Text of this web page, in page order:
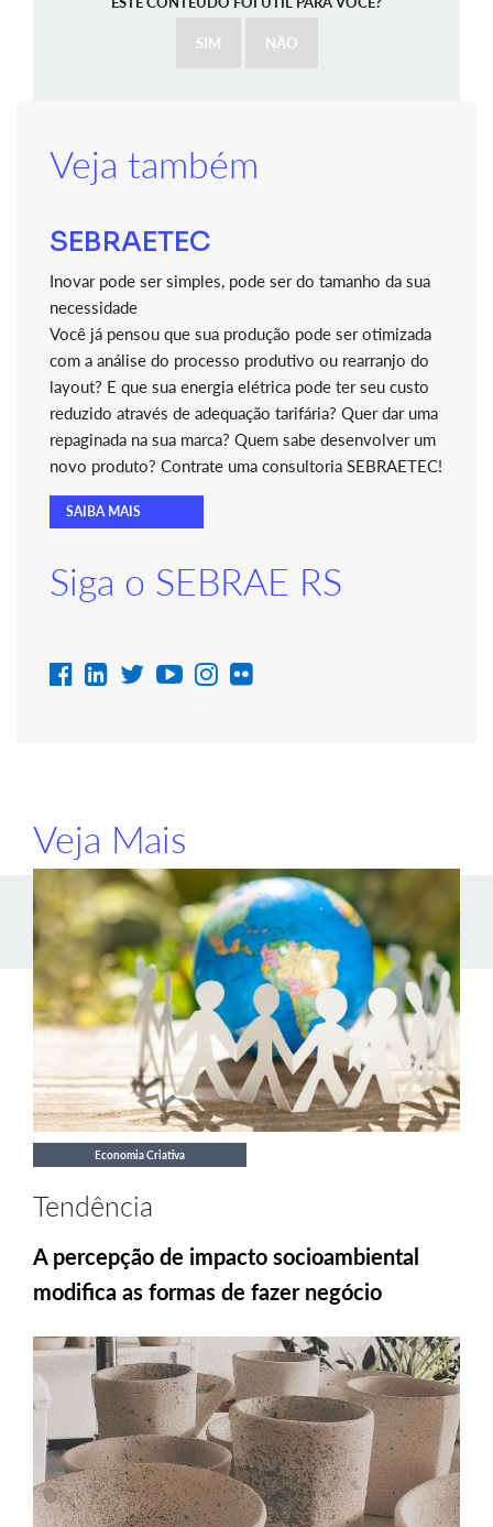
SIM NÃO
Veja também
SEBRAETEC
Inovar pode ser simples, pode ser do tamanho da sua
necessidade
Você já pensou que sua produção pode ser otimizada
com a análise do processo produtivo ou rearranjo do
layout? E que sua energia elétrica pode ter seu custo
reduzido através de adequação tarifária? Quer dar uma
repaginada na sua marca? Quem sabe desenvolver um
novo produto? Contrate uma consultoria SEBRAETEC!
SAIBA MAIS
Siga o SEBRAE RS
Veja Mais
Economia Criativa
Tendência
A percepção de impacto socioambiental
modifica as formas de fazer negócio